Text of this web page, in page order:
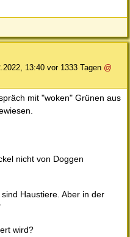
13:40 vor 1333 Tagen @
mit "woken" Grünen aus
nicht von Doggen
Haustiere. Aber in der
wird?